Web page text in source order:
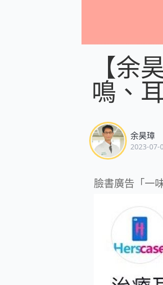
【余
鳴、
余昊璋
2023-07-
臉書廣告「一